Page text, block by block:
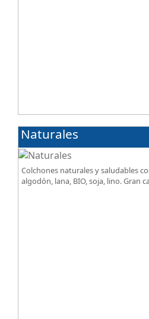
Naturales
Colchones naturales y saludables
algodón, lana, BIO, soja, lino. Gran